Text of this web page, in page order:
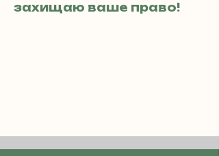
захищаю ваше право!